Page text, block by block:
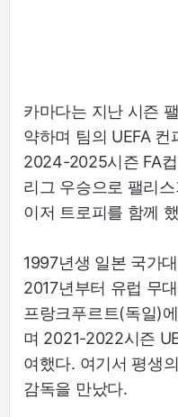
카마다는 지난 시즌
약하며 팀의 UEFA
2024-2025시즌 FA
리그 우승으로 팰리
이저 트로피를 함께
1997년생 일본 국가
2017년부터 유럽 무
프랑크푸르트(독일)
며 2021-2022시즌
여했다. 여기서 평생
감독을 만났다.